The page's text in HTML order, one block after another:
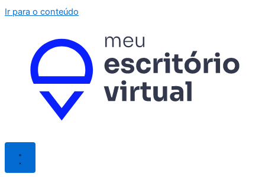
Ir para o conteúdo